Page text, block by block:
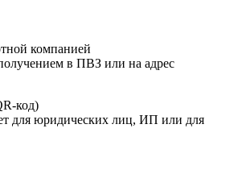
компанией
в ПВЗ или на адрес
код)
для юридических лиц, ИП или для